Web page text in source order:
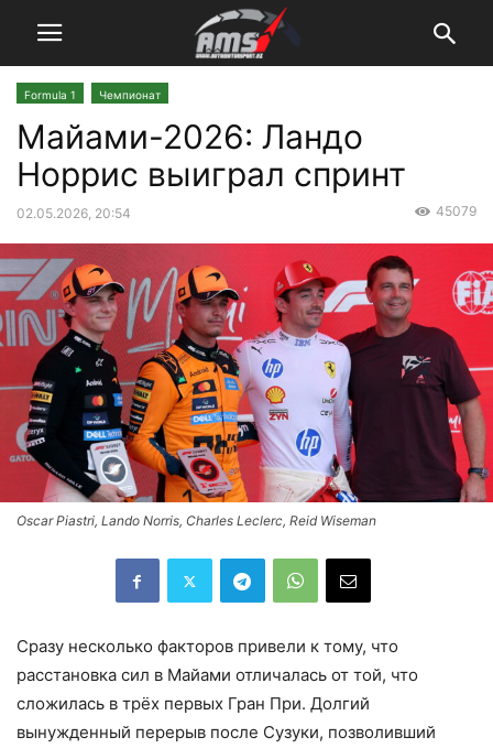
Formula 1 Чемпионат
Майами-2026: Ландо
Норрис выиграл спринт
02.05.2026, 20:54 45079
Oscar Piastri, Lando Norris, Charles Leclerc, Reid Wiseman
Сразу несколько факторов привели к тому, что
расстановка сил в Майами отличалась от той, что
сложилась в трёх первых Гран При. Долгий
вынужденный перерыв после Сузуки, позволивший